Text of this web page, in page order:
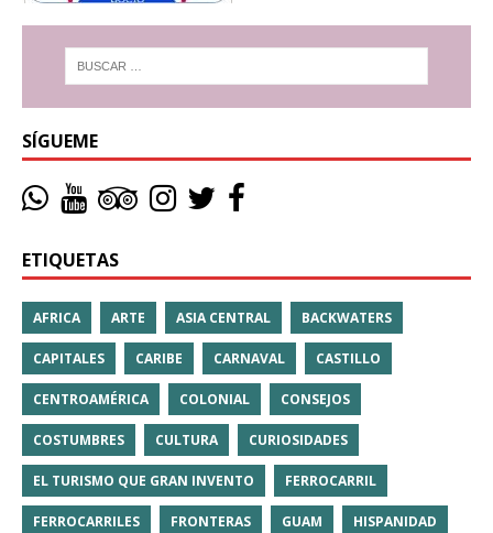
SÍGUEME
ETIQUETAS
AFRICA ARTE ASIA CENTRAL BACKWATERS
CAPITALES CARIBE CARNAVAL CASTILLO
CENTROAMÉRICA COLONIAL CONSEJOS
COSTUMBRES CULTURA CURIOSIDADES
EL TURISMO QUE GRAN INVENTO FERROCARRIL
FERROCARRILES FRONTERAS GUAM HISPANIDAD